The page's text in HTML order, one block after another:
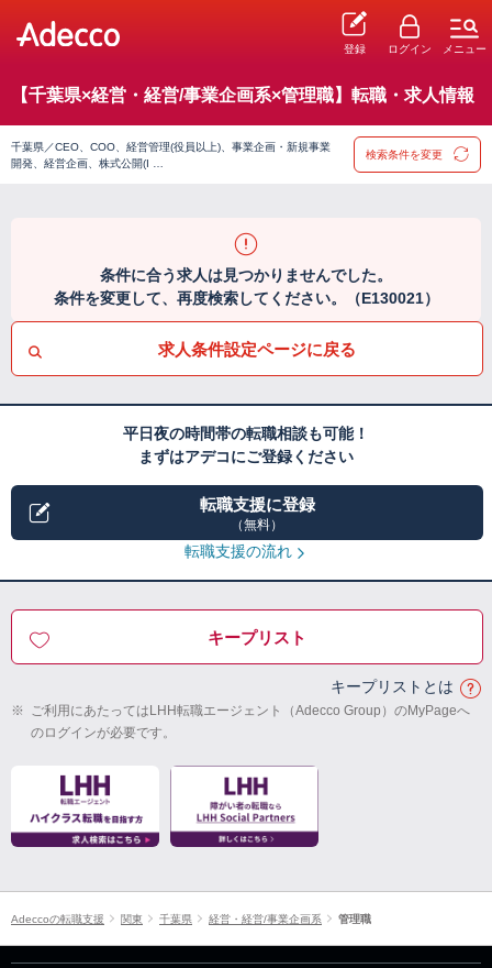
登録 ログイン メニュー
【千葉県×経営・経営/事業企画系×管理職】転職・求人情報
千葉県／CEO、COO、経営管理(役員以上)、事業企画・新規事業
開発、経営企画、株式公開(I …
検索条件を変更
条件に合う求人は見つかりませんでした。
条件を変更して、再度検索してください。（E130021）
求人条件設定ページに戻る
平日夜の時間帯の転職相談も可能！
まずはアデコにご登録ください
転職支援に登録
（無料）
転職支援の流れ
キープリスト
キープリストとは
※ ご利用にあたってはLHH転職エージェント（Adecco Group）のMyPageへ
のログインが必要です。
Adeccoの転職支援 関東 千葉県 経営・経営/事業企画系 管理職